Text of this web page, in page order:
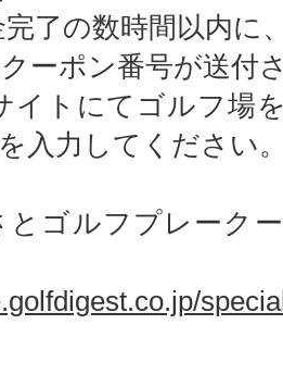
了の数時間以内に
ーポン番号が送付
イトにてゴルフ場
入力してください
とゴルフプレーク